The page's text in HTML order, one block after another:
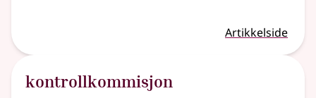
Artikkelside
kontrollkommisjon